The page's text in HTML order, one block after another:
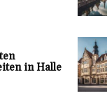
in Halle